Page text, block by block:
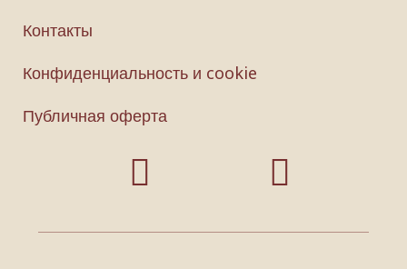
Контакты
Конфиденциальность и cookie
Публичная оферта